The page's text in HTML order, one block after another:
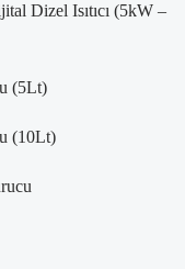
Dizel Isıtıcı (5kW –
(5Lt)
(10Lt)